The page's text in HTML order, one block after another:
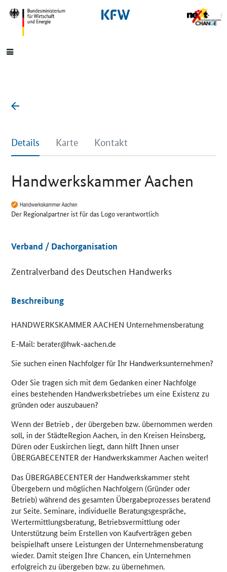
SrOnlyNavigation
Hauptmenü
Details Karte Kontakt
Handwerkskammer Aachen
Der Regionalpartner ist für das Logo verantwortlich
Verband / Dachorganisation
Zentralverband des Deutschen Handwerks
Beschreibung
HANDWERKSKAMMER AACHEN Unternehmensberatung
E-Mail: berater@hwk-aachen.de
Sie suchen einen Nachfolger für Ihr Handwerksunternehmen?
Oder Sie tragen sich mit dem Gedanken einer Nachfolge
eines bestehenden Handwerksbetriebes um eine Existenz zu
gründen oder auszubauen?
Wenn der Betrieb , der übergeben bzw. übernommen werden
soll, in der StädteRegion Aachen, in den Kreisen Heinsberg,
Düren oder Euskirchen liegt, dann hilft Ihnen unser
ÜBERGABECENTER der Handwerkskammer Aachen weiter!
Das ÜBERGABECENTER der Handwerkskammer steht
Übergebern und möglichen Nachfolgern (Gründer oder
Betrieb) während des gesamten Übergabeprozesses beratend
zur Seite. Seminare, individuelle Beratungsgespräche,
Wertermittlungsberatung, Betriebsvermittlung oder
Unterstützung beim Erstellen von Kaufverträgen geben
beispielhaft unsere Leistungen der Unternehmensberatung
wieder. Damit steigen Ihre Chancen, ein Unternehmen
erfolgreich zu übergeben bzw. zu übernehmen.